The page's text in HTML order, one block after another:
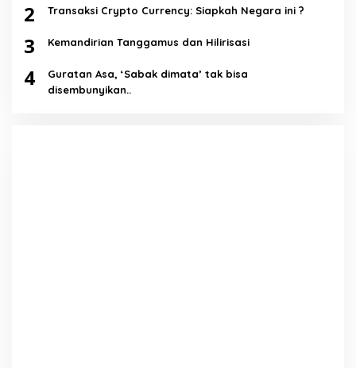
2 Transaksi Crypto Currency: Siapkah Negara ini ?
3 Kemandirian Tanggamus dan Hilirisasi
4
Guratan Asa, ‘Sabak dimata’ tak bisa
disembunyikan..